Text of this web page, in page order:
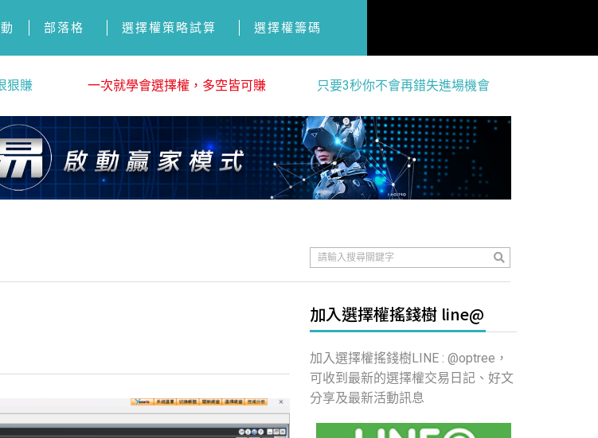
部落格 選擇權策略試算 選擇權籌碼
狠賺 一次就學會選擇權，多空皆可賺 只要3秒你不會再錯失進場機會
加入選擇權搖錢樹 line@
加入選擇權搖錢樹LINE : @optree，
可收到最新的選擇權交易日記、好文
分享及最新活動訊息